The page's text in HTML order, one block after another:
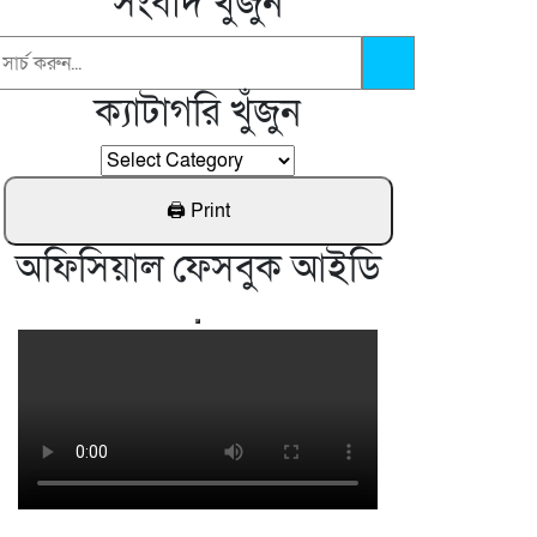
নওগাঁ নিয়ামতপুরে মেলার আড়ালে অশ্লীল
নৃত্য পরিবেশন করে নষ্ট করছে যুবসমাজ
ক্যাটাগরি খুঁজুন
অফিসিয়াল ফেসবুক আইডি